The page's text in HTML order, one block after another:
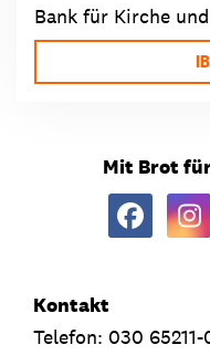
Bank für Kirche
Mit Brot
Kontakt
Telefon: 030 65211-